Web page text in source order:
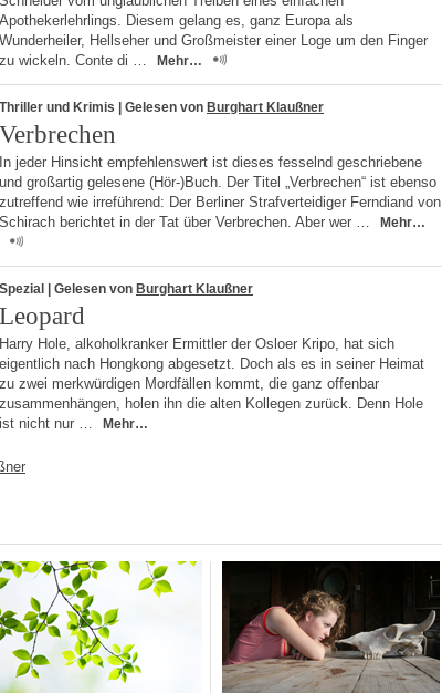
Apothekerlehrlings. Diesem gelang es, ganz Europa als
Wunderheiler, Hellseher und Großmeister einer Loge um den Finger
zu wickeln. Conte di …
Mehr…
Thriller und Krimis | Gelesen von Burghart Klaußner
Verbrechen
In jeder Hinsicht empfehlenswert ist dieses fesselnd geschriebene
und großartig gelesene (Hör-)Buch. Der Titel „Verbrechen“ ist ebenso
zutreffend wie irreführend: Der Berliner Strafverteidiger Ferndiand von
Schirach berichtet in der Tat über Verbrechen. Aber wer …
Mehr…
Spezial | Gelesen von Burghart Klaußner
Leopard
Harry Hole, alkoholkranker Ermittler der Osloer Kripo, hat sich
eigentlich nach Hongkong abgesetzt. Doch als es in seiner Heimat
zu zwei merkwürdigen Mordfällen kommt, die ganz offenbar
zusammenhängen, holen ihn die alten Kollegen zurück. Denn Hole
ist nicht nur …
Mehr…